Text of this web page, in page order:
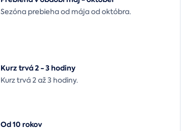
Sezóna prebieha od mája od októbra.
Kurz trvá 2 - 3 hodiny
Kurz trvá 2 až 3 hodiny.
Od 10 rokov